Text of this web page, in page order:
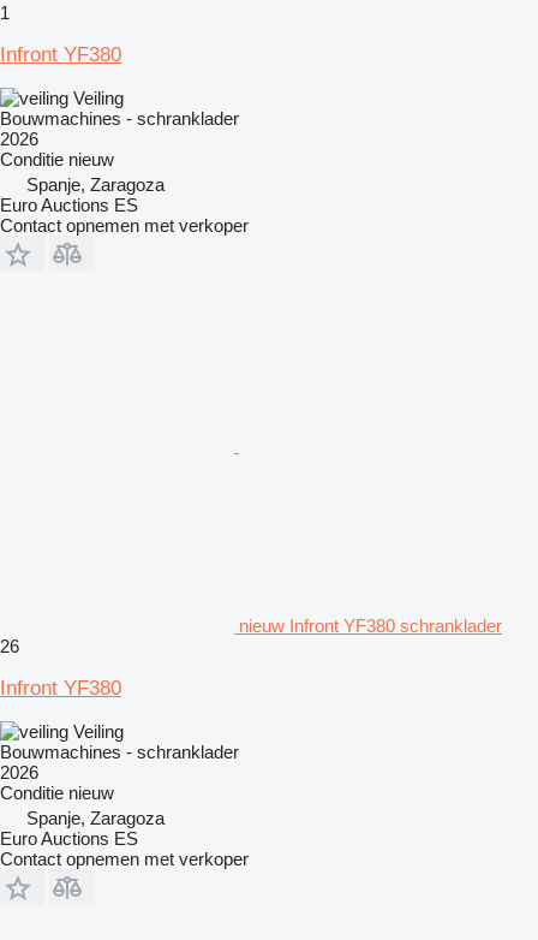
1
Infront YF380
Veiling
Bouwmachines - schranklader
2026
Conditie nieuw
Spanje, Zaragoza
Euro Auctions ES
Contact opnemen met verkoper
nieuw Infront YF380 schranklader
26
Infront YF380
Veiling
Bouwmachines - schranklader
2026
Conditie nieuw
Spanje, Zaragoza
Euro Auctions ES
Contact opnemen met verkoper